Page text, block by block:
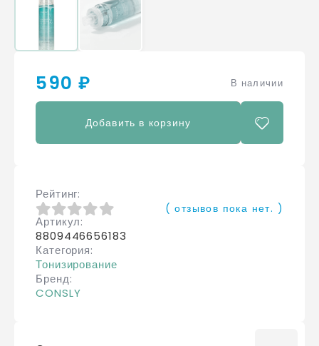
590 ₽ В наличии
Добавить в корзину
Рейтинг
0из 5
( отзывов пока нет. )
Артикул
8809446656183
Категория
Тонизирование
Бренд
CONSLY